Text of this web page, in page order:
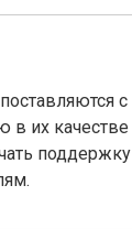
с
в их